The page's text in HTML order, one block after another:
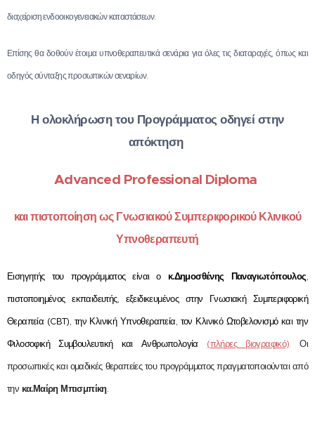
διαχείριση ενδοοικογενειακών καταστάσεων.
Επίσης θα δοθούν έτοιμα υπνοθεραπευτικά σενάρια για όλες τις διαταραχές, όπως και
οδηγός σύνταξης προσωπικών σεναρίων.
Η ολοκλήρωση του Προγράμματος οδηγεί στην
απόκτηση
Advanced Professional Diploma
και πιστοποίηση ως Γνωσιακού Συμπεριφορικού Κλινικού
Υπνοθεραπευτή
Εισηγητής του προγράμματος είναι οκ.Δημοσθένης Παναγιωτόπουλος
πιστοποιημένος εκπαιδευτής, εξειδικευμένος στην Γνωσιακή Συμπεριφορική
Θεραπεία (CBT), την Κλινική Υπνοθεραπεία, τον Κλινικό Ωτοβελονισμό και την
Φιλοσοφική Συμβουλευτική και Ανθρωπολογία (πλήρες βιογραφικό) .Οι
προσωπικές και ομαδικές θεραπείες του προγράμματος πραγματοποιούνται από
την κα.Μαίρη Μπισμπίκη.